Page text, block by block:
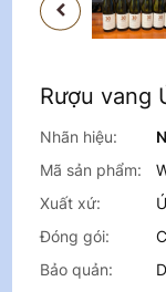
PREVIOUS
Rượu vang
Nhãn hiệu:
Mã sản phẩm:
Xuất xứ:
Đóng gói:
Bảo quản: